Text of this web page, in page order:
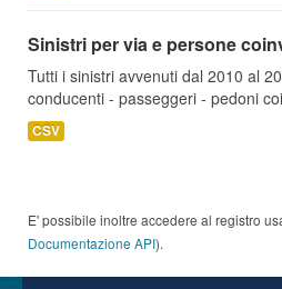
Sinistri per via e persone
Tutti i sinistri avvenuti dal 2010 al
conducenti - passeggeri - pedoni
CSV
E' possibile inoltre accedere al registro
Documentazione API).